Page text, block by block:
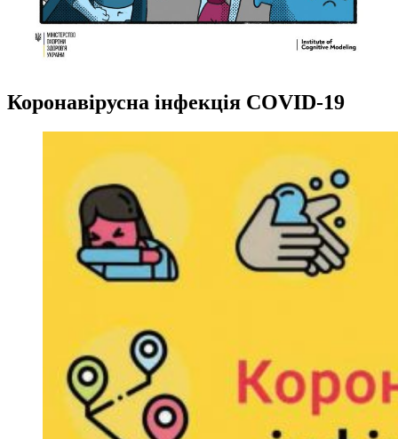
Коронавірусна інфекція COVID-19